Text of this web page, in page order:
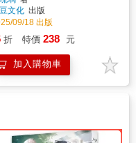
文化 出版
09/18 出版
折 特價 238 元
加入購物車